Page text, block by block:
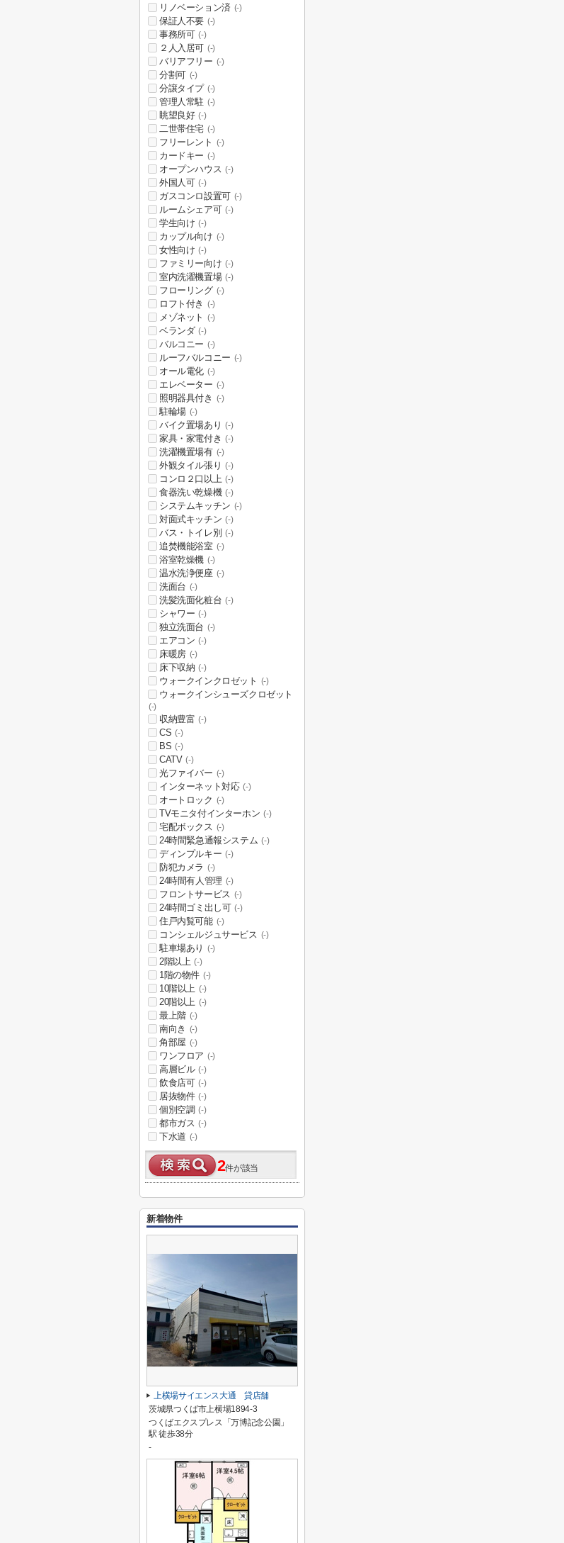
リノベーション済 (-)
保証人不要 (-)
事務所可 (-)
２人入居可 (-)
バリアフリー (-)
分割可 (-)
分譲タイプ (-)
管理人常駐 (-)
眺望良好 (-)
二世帯住宅 (-)
フリーレント (-)
カードキー (-)
オープンハウス (-)
外国人可 (-)
ガスコンロ設置可 (-)
ルームシェア可 (-)
学生向け (-)
カップル向け (-)
女性向け (-)
ファミリー向け (-)
室内洗濯機置場 (-)
フローリング (-)
ロフト付き (-)
メゾネット (-)
ベランダ (-)
バルコニー (-)
ルーフバルコニー (-)
オール電化 (-)
エレベーター (-)
照明器具付き (-)
駐輪場 (-)
バイク置場あり (-)
家具・家電付き (-)
洗濯機置場有 (-)
外観タイル張り (-)
コンロ２口以上 (-)
食器洗い乾燥機 (-)
システムキッチン (-)
対面式キッチン (-)
バス・トイレ別 (-)
追焚機能浴室 (-)
浴室乾燥機 (-)
温水洗浄便座 (-)
洗面台 (-)
洗髪洗面化粧台 (-)
シャワー (-)
独立洗面台 (-)
エアコン (-)
床暖房 (-)
床下収納 (-)
ウォークインクロゼット (-)
ウォークインシューズクロゼット
(-)
収納豊富 (-)
CS (-)
BS (-)
CATV (-)
光ファイバー (-)
インターネット対応 (-)
オートロック (-)
TVモニタ付インターホン (-)
宅配ボックス (-)
24時間緊急通報システム (-)
ディンプルキー (-)
防犯カメラ (-)
24時間有人管理 (-)
フロントサービス (-)
24時間ゴミ出し可 (-)
住戸内覧可能 (-)
コンシェルジュサービス (-)
駐車場あり (-)
2階以上 (-)
1階の物件 (-)
10階以上 (-)
20階以上 (-)
最上階 (-)
南向き (-)
角部屋 (-)
ワンフロア (-)
高層ビル (-)
飲食店可 (-)
居抜物件 (-)
個別空調 (-)
都市ガス (-)
下水道 (-)
2件が該当
新着物件
上横場サイエンス大通 貸店舗
茨城県つくば市上横場1894-3
つくばエクスプレス「万博記念公園」
駅 徒歩38分
-